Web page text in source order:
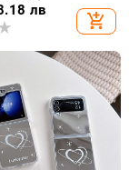
лв
add_shopping_cart